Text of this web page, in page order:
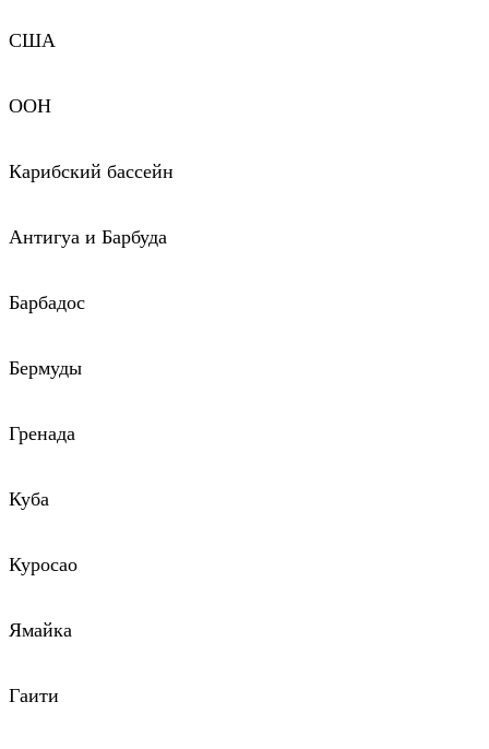
США
ООН
Карибский бассейн
Антигуа и Барбуда
Барбадос
Бермуды
Гренада
Куба
Куросао
Ямайка
Гаити